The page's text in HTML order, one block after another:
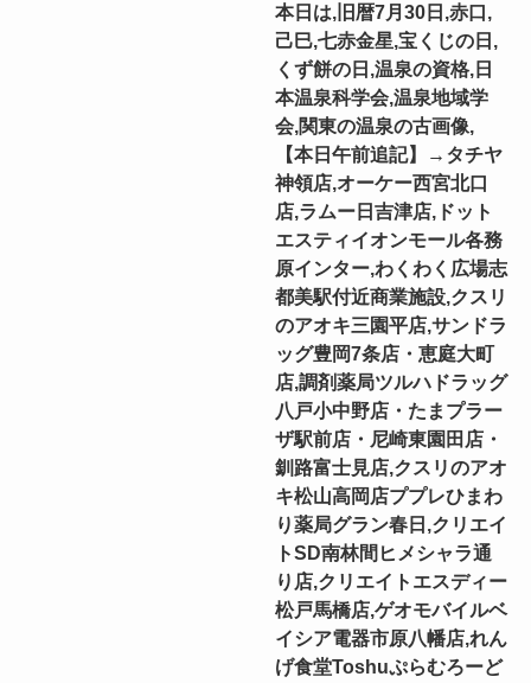
本日は,旧暦7月30日,赤口,
己巳,七赤金星,宝くじの日,
くず餅の日,温泉の資格,日
本温泉科学会,温泉地域学
会,関東の温泉の古画像,
【本日午前追記】→タチヤ
神領店,オーケー西宮北口
店,ラムー日吉津店,ドット
エスティイオンモール各務
原インター,わくわく広場志
都美駅付近商業施設,クスリ
のアオキ三園平店,サンドラ
ッグ豊岡7条店・恵庭大町
店,調剤薬局ツルハドラッグ
八戸小中野店・たまプラー
ザ駅前店・尼崎東園田店・
釧路富士見店,クスリのアオ
キ松山高岡店ププレひまわ
り薬局グラン春日,クリエイ
トSD南林間ヒメシャラ通
り店,クリエイトエスディー
松戸馬橋店,ゲオモバイルベ
イシア電器市原八幡店,れん
げ食堂Toshuぷらむろーど